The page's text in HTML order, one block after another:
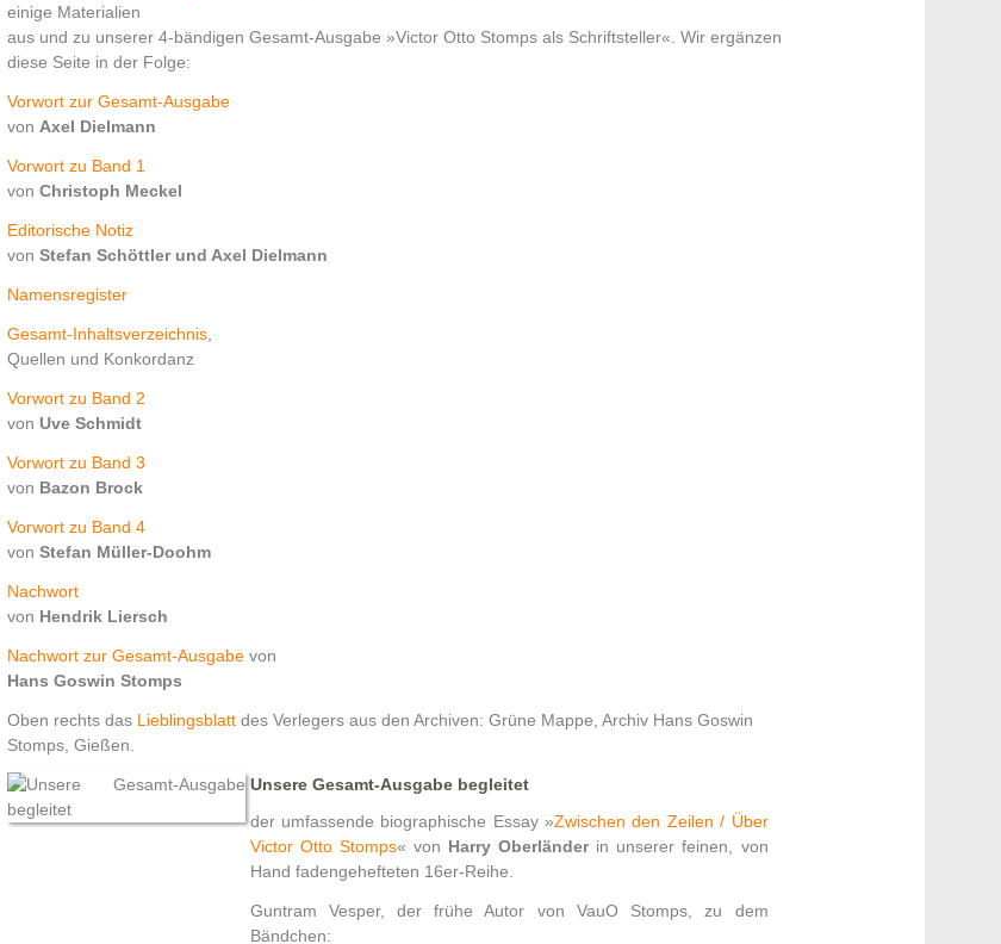
einige Materialien
aus und zu unserer 4-bändigen Gesamt-Ausgabe »Victor Otto Stomps als Schriftsteller«. Wir ergänzen
diese Seite in der Folge:
Vorwort zur Gesamt-Ausgabe
von Axel Dielmann
Vorwort zu Band 1
von Christoph Meckel
Editorische Notiz
von Stefan Schöttler und Axel Dielmann
Namensregister
Gesamt-Inhaltsverzeichnis,
Quellen und Konkordanz
Vorwort zu Band 2
von Uve Schmidt
Vorwort zu Band 3
von Bazon Brock
Vorwort zu Band 4
von Stefan Müller-Doohm
Nachwort
von Hendrik Liersch
Nachwort zur Gesamt-Ausgabevon
Hans Goswin Stomps
Oben rechts das Lieblingsblattdes Verlegers aus den Archiven: Grüne Mappe, Archiv Hans Goswin
Stomps, Gießen.
Unsere Gesamt-Ausgabe begleitet
der umfassende biographische Essay »Zwischen den Zeilen / Über
Victor Otto Stomps« von Harry Oberländerin unserer feinen, von
Hand fadengehefteten 16er-Reihe.
Guntram Vesper, der frühe Autor von VauO Stomps, zu dem
Bändchen: